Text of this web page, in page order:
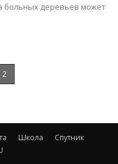
больных деревьев может
2
Школа
Спутник